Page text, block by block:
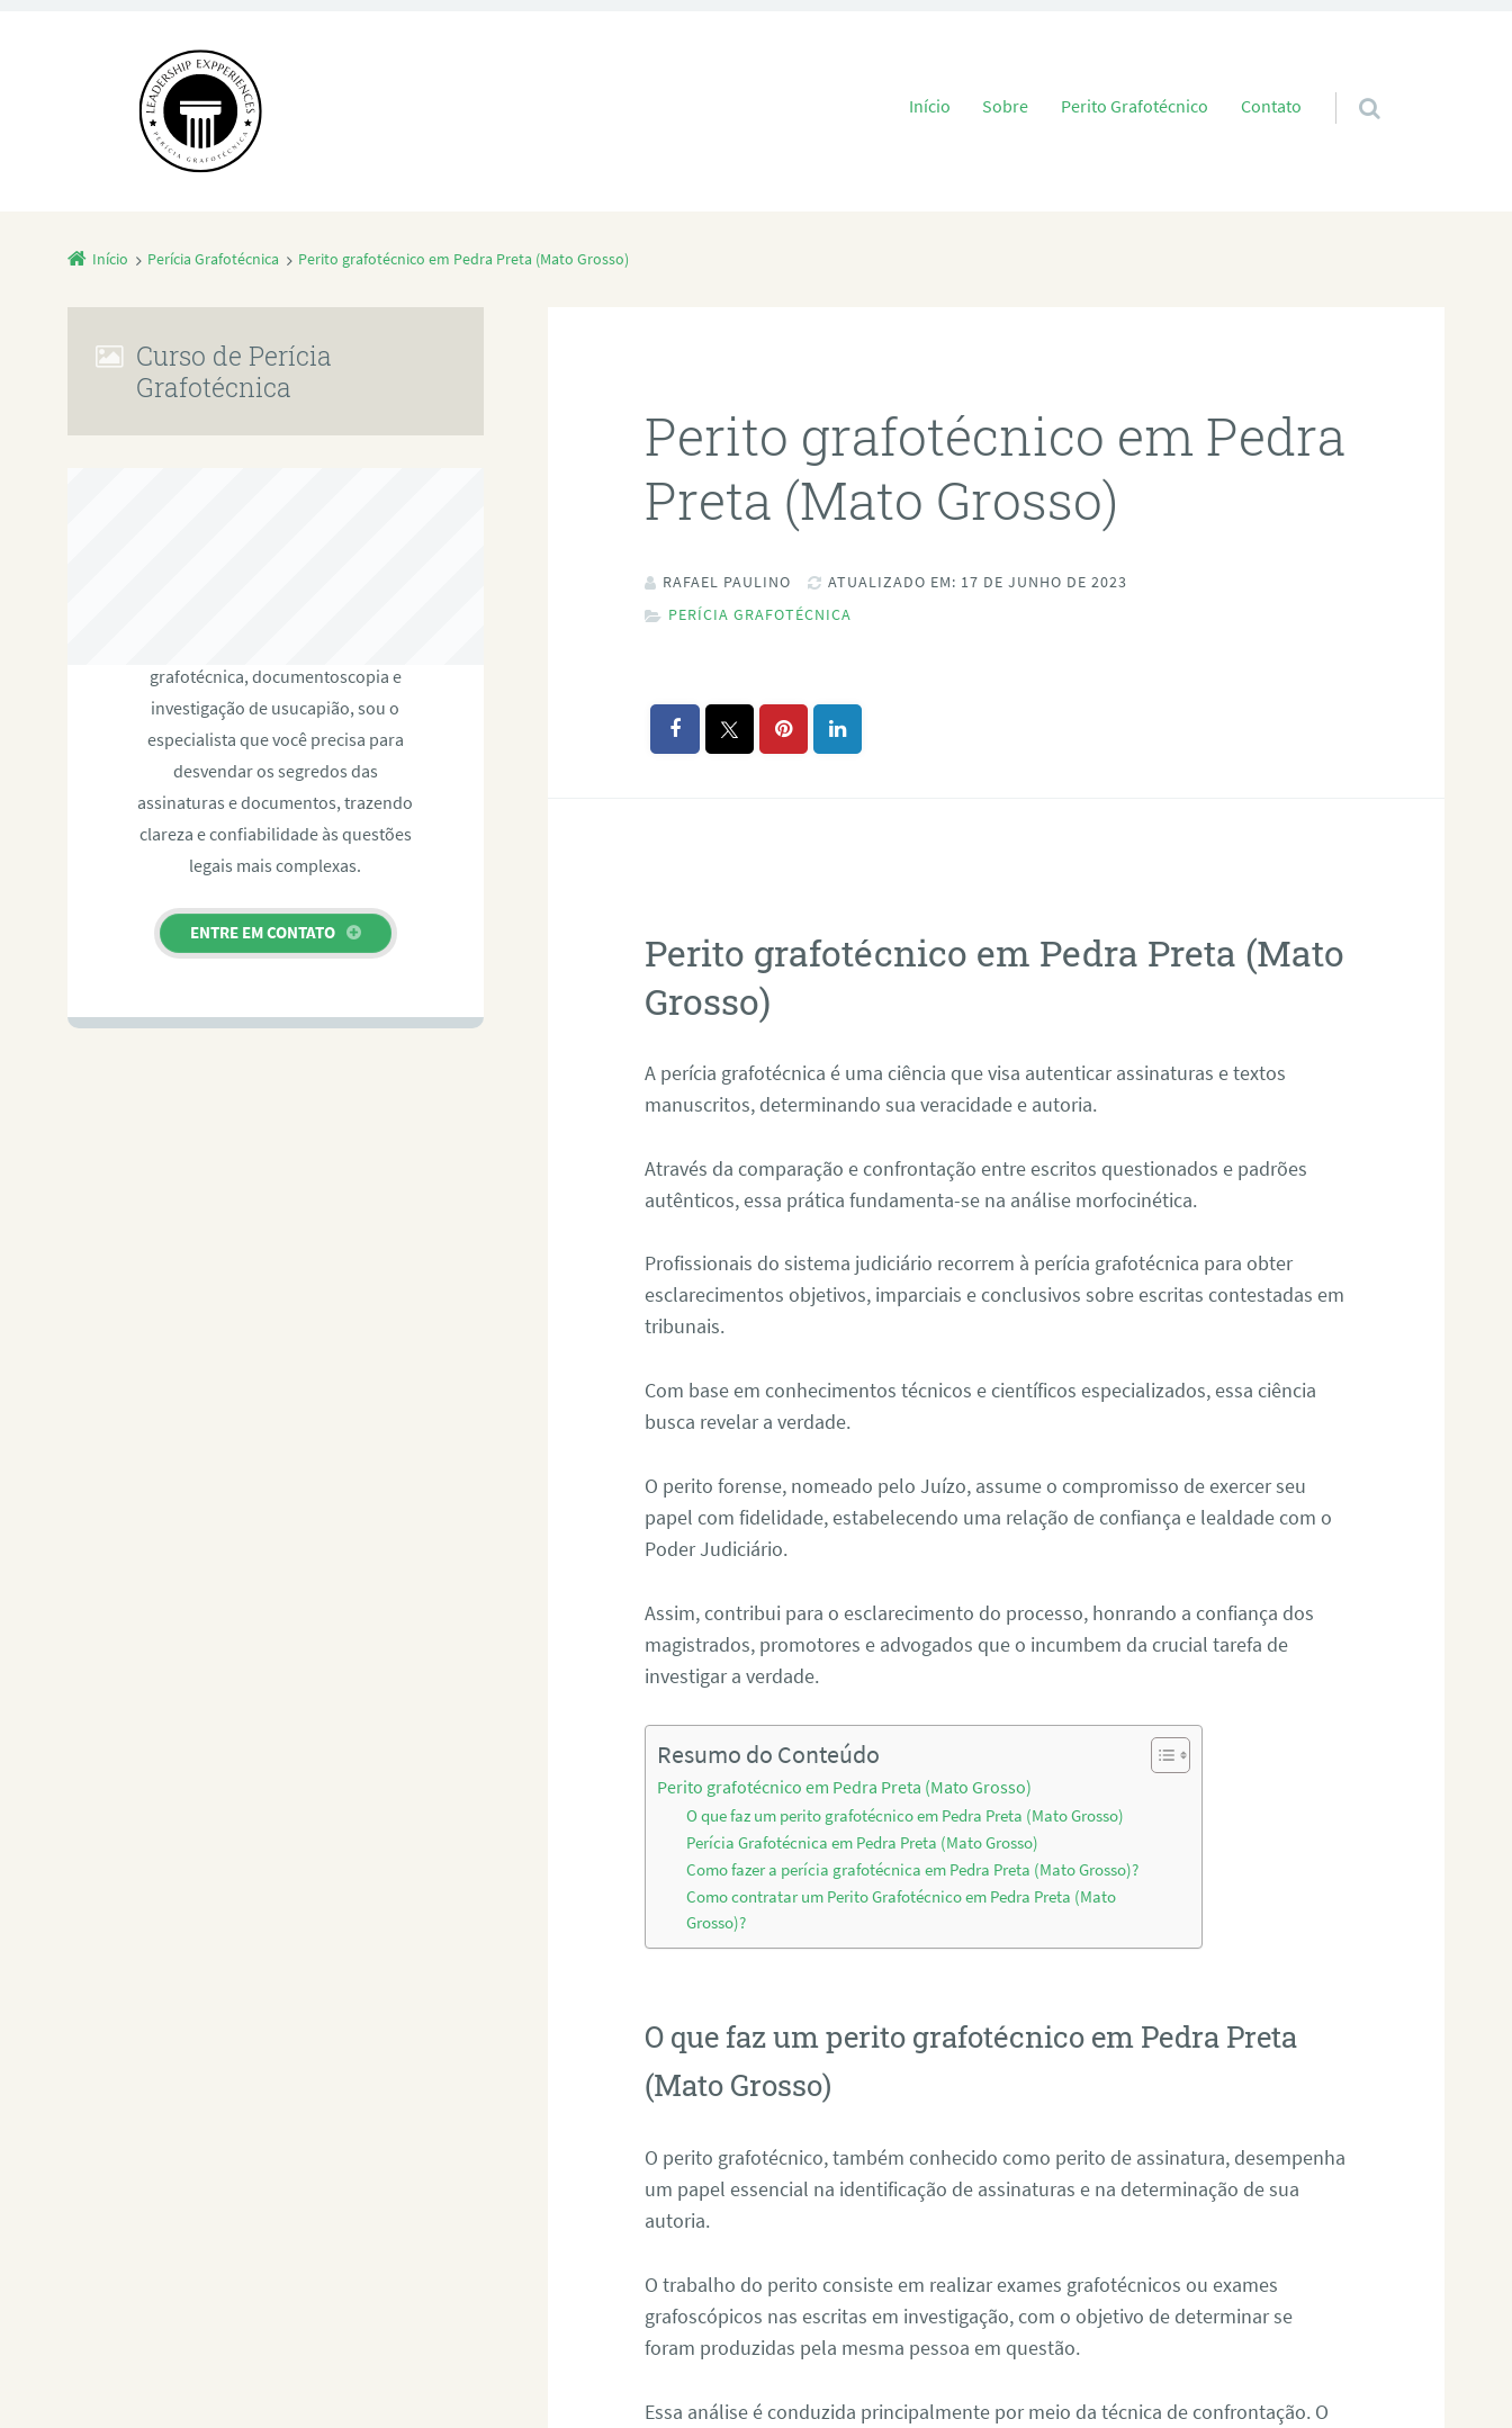
Pular para o conteúdo
Início Sobre Perito Grafotécnico Contato
Início Perícia Grafotécnica Perito grafotécnico em Pedra Preta (Mato Grosso)
Perito grafotécnico em Pedra
Preta (Mato Grosso)
RAFAEL PAULINO
ATUALIZADO EM: 17 DE JUNHO DE 2023
PERÍCIA GRAFOTÉCNICA
Perito grafotécnico em Pedra Preta (Mato
Grosso)
A perícia grafotécnica é uma ciência que visa autenticar assinaturas e textos
manuscritos, determinando sua veracidade e autoria.
Através da comparação e confrontação entre escritos questionados e padrões
autênticos, essa prática fundamenta-se na análise morfocinética.
Profissionais do sistema judiciário recorrem à perícia grafotécnica para obter
esclarecimentos objetivos, imparciais e conclusivos sobre escritas contestadas em
tribunais.
Com base em conhecimentos técnicos e científicos especializados, essa ciência
busca revelar a verdade.
O perito forense, nomeado pelo Juízo, assume o compromisso de exercer seu
papel com fidelidade, estabelecendo uma relação de confiança e lealdade com o
Poder Judiciário.
Assim, contribui para o esclarecimento do processo, honrando a confiança dos
magistrados, promotores e advogados que o incumbem da crucial tarefa de
investigar a verdade.
Resumo do Conteúdo
Perito grafotécnico em Pedra Preta (Mato Grosso)
O que faz um perito grafotécnico em Pedra Preta (Mato Grosso)
Perícia Grafotécnica em Pedra Preta (Mato Grosso)
Como fazer a perícia grafotécnica em Pedra Preta (Mato Grosso)?
Como contratar um Perito Grafotécnico em Pedra Preta (Mato
Grosso)?
O que faz um perito grafotécnico em Pedra Preta
(Mato Grosso)
O perito grafotécnico, também conhecido como perito de assinatura, desempenha
um papel essencial na identificação de assinaturas e na determinação de sua
autoria.
O trabalho do perito consiste em realizar exames grafotécnicos ou exames
grafoscópicos nas escritas em investigação, com o objetivo de determinar se
foram produzidas pela mesma pessoa em questão.
Essa análise é conduzida principalmente por meio da técnica de confrontação. O
Curso de Perícia
Grafotécnica
grafotécnica, documentoscopia e
investigação de usucapião, sou o
especialista que você precisa para
desvendar os segredos das
assinaturas e documentos, trazendo
clareza e confiabilidade às questões
legais mais complexas.
ENTRE EM CONTATO